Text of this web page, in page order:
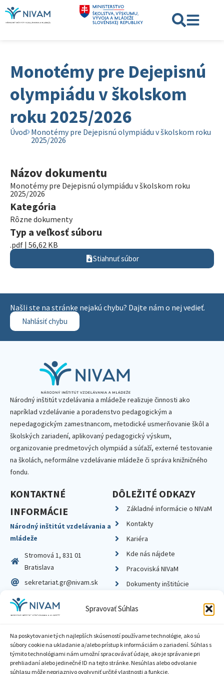
Spravovať Súhlas
Na poskytovanie tých najlepších skúseností používame technológie, ako sú
súbory cookie na ukladanie a/alebo prístup k informáciám o zariadení. Súhlas s
týmito technológiami nám umožní spracovávať údaje, ako je správanie pri
prehliadaní alebo jedinečné ID na tejto stránke. Nesúhlas alebo odvolanie
súhlasu môže nepriaznivo ovplyvniť určité vlastnosti a funkcie.
Monotémy pre Dejepisnú
olympiádu v školskom
roku 2025/2026
Úvod Monotémy pre Dejepisnú olympiádu v školskom roku
2025/2026
Názov dokumentu
Monotémy pre Dejepisnú olympiádu v školskom roku
2025/2026
Kategória
Rôzne dokumenty
Typ a veľkosť súboru
.pdf | 56,62 KB
Stiahnuť súbor
Našli ste na stránke nejakú chybu? Dajte nám o nej vedieť.
Nahlásiť chybu
Národný inštitút vzdelávania a mládeže realizuje činnosti ako
napríklad vzdelávanie a poradenstvo pedagogickým a
nepedagogickým zamestnancom, metodické usmerňovanie škôl a
školských zariadení, aplikovaný pedagogický výskum,
organizovanie predmetových olympiád a súťaží, externé testovanie
na školách, neformálne vzdelávanie mládeže či správa knižničného
fondu.
KONTAKTNÉ
INFORMÁCIE
Národný inštitút vzdelávania a
mládeže
Stromová 1, 831 01
Bratislava
sekretariat.gr@nivam.sk
IČO: 00164348
DIČ: 2020798714
DÔLEŽITÉ ODKAZY
Základné informácie o NIVaM
Kontakty
Kariéra
Kde nás nájdete
Pracoviská NIVaM
Dokumenty inštitúcie
Zásady ochrany súkromia